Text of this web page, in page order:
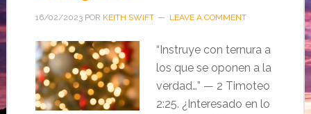
16/02/2023POR KEITH SWIFT LEAVE A COMMENT
“Instruye con ternura a
los que se oponen a la
verdad…” — 2 Timoteo
2:25. ¿Interesado en lo